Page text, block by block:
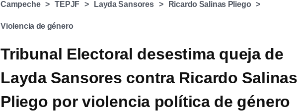
Campeche TEPJF Layda Sansores Ricardo Salinas Pliego
Violencia de género
Tribunal Electoral desestima queja de
Layda Sansores contra Ricardo Salinas
Pliego por violencia política de género